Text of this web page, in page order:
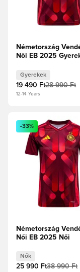
Németország
Női EB 2025
Gyerekek
19 490 Ft28 990 Ft
12-14 Years
Megnyit egy
-33%
Németország
Női EB 2025 Női
Nők
25 990 Ft38 990 Ft